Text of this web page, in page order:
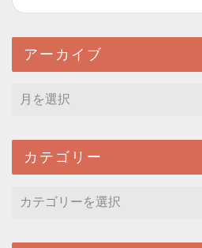
アーカイブ
カテゴリー